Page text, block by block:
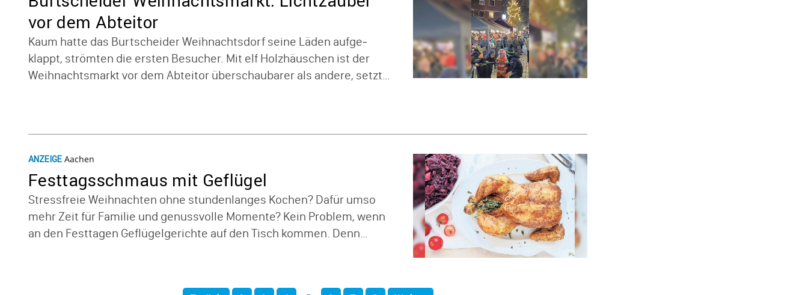
vor dem Abteitor
Kaum hatte das Burt­s­cheider Weih­nachts­dorf seine Läden aufge­
klappt, strömten die ersten Besu­cher. Mit elf Holz­häus­chen ist der
Weih­nachts­markt vor dem Abteitor über­schau­barer als andere, setzt
ANZEIGE Aachen
Fest­tags­schmaus mit Geflügel
Stress­freie Weih­nachten ohne stun­den­langes Kochen? Dafür umso
mehr Zeit für Familie und genuss­volle Momente? Kein Problem, wenn
an den Fest­tagen Geflü­gel­ge­richte auf den Tisch kommen. Denn